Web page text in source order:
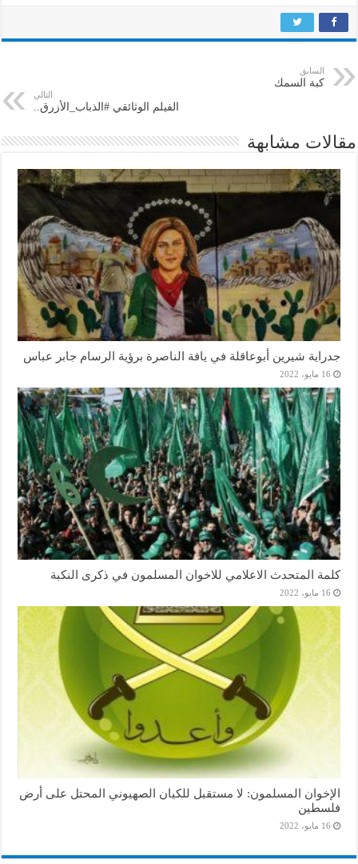
السابق
كبة السمك
التالي
الفيلم الوثائقي #الذباب_الأزرق..
مقالات مشابهة
جدراية شيرين أبوعاقلة في يافة الناصرة برؤية الرسام جابر عباس
16 مايو، 2022
كلمة المتحدث الاعلامي للاخوان المسلمون في ذكرى النكبة
16 مايو، 2022
الإخوان المسلمون: لا مستقبل للكيان الصهيوني المحتل على أرض
فلسطين
16 مايو، 2022